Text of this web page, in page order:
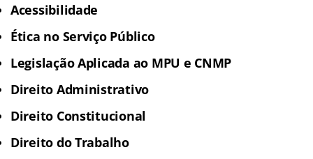
Acessibilidade
Ética no Serviço Público
Legislação Aplicada ao MPU e CNMP
Direito Administrativo
Direito Constitucional
Direito do Trabalho